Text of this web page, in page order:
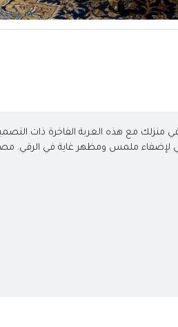
منزلك مع هذه العربة الفاخرة ذات
لإضفاء ملمس ومظهر غاية في الرقي.